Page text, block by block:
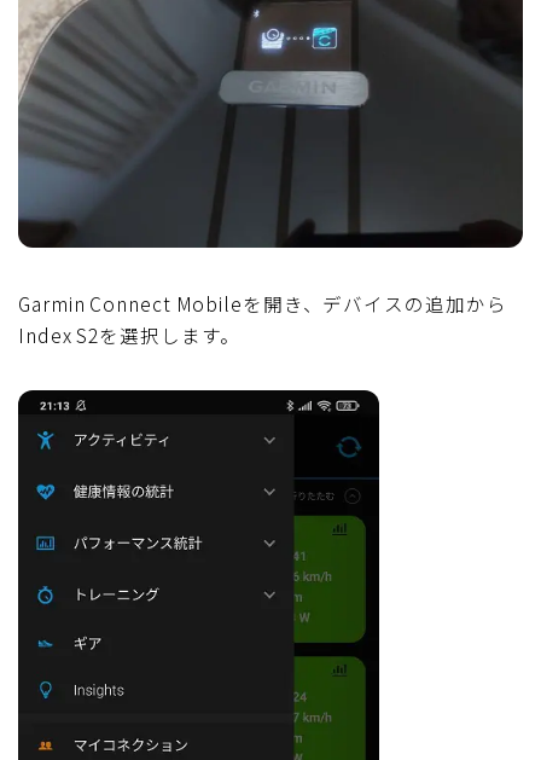
Garmin Connect Mobileを開き、デバイスの追加から
Index S2を選択します。